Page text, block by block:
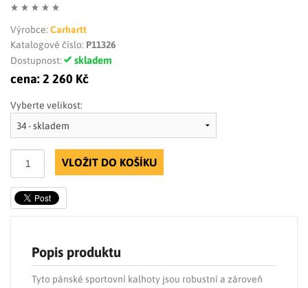
Výrobce: Carhartt
Katalogové číslo: P11326
Dostupnost:
skladem
cena:2 260 Kč
Vyberte velikost:
VLOŽIT DO KOŠÍKU
Popis produktu
Tyto pánské sportovní kalhoty jsou robustní a zároveň